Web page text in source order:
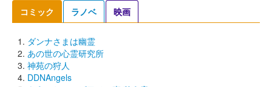
コミック ラノベ 映画
ダンナさまは幽霊
あの世の心霊研究所
神苑の狩人
DDNAngels